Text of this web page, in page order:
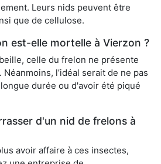
Leurs nids peuvent être
que de cellulose.
est-elle mortelle à Vierzon ?
celle du frelon ne présente
l’idéal serait de ne pas
durée ou d'avoir été piqué
d'un nid de frelons à
avoir affaire à ces insectes,